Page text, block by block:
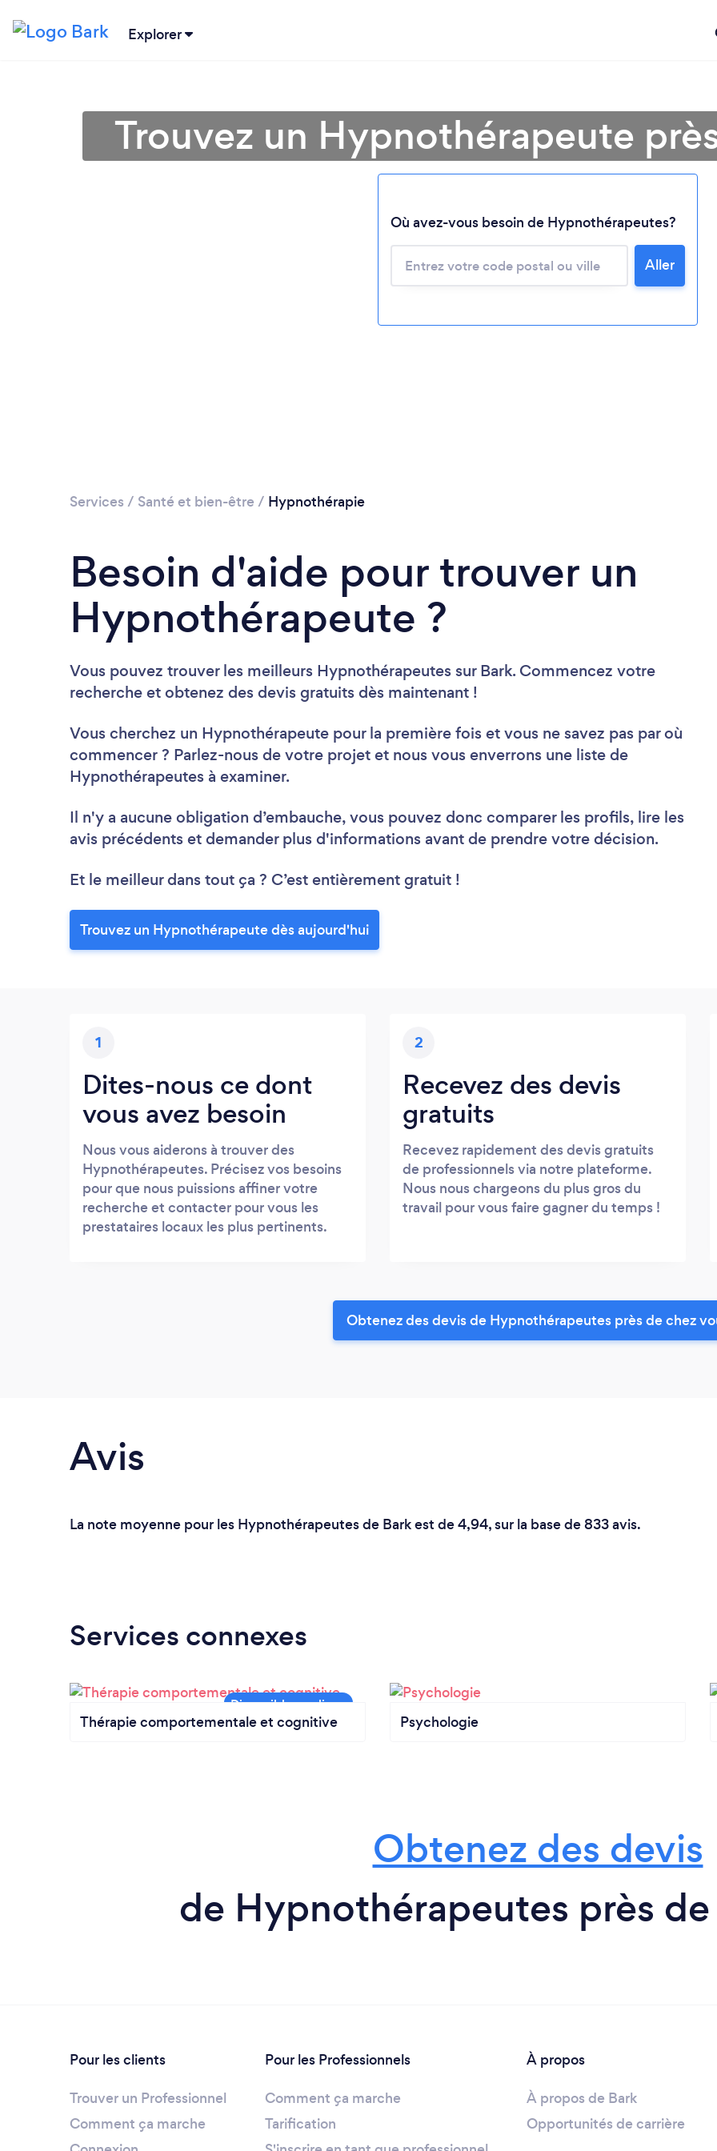
Explorer
Chargement...
Trouvez un Hypnothérapeute
Où avez-vous besoin de Hypnothérapeutes?
Aller
Services / Santé et bien-être / Hypnothérapie
Besoin d'aide pour trouver un
Hypnothérapeute ?
Vous pouvez trouver les meilleurs Hypnothérapeutes sur Bark. Commencez votre
recherche et obtenez des devis gratuits dès maintenant !
Vous cherchez un Hypnothérapeute pour la première fois et vous ne savez pas par où
commencer ? Parlez-nous de votre projet et nous vous enverrons une liste de
Hypnothérapeutes à examiner.
Il n'y a aucune obligation d’embauche, vous pouvez donc comparer les profils, lire les
avis précédents et demander plus d'informations avant de prendre votre décision.
Et le meilleur dans tout ça ? C’est entièrement gratuit !
Trouvez un Hypnothérapeute dès aujourd'hui
1
Dites-nous ce dont
vous avez besoin
Nous vous aiderons à trouver des
Hypnothérapeutes. Précisez vos besoins
pour que nous puissions affiner votre
recherche et contacter pour vous les
prestataires locaux les plus pertinents.
2
Recevez des devis
gratuits
Recevez rapidement des devis gratuits
de professionnels via notre plateforme.
Nous nous chargeons du plus gros du
travail pour vous faire gagner du temps !
Obtenez des devis de Hypnothérapeutes près de chez
Avis
La note moyenne pour les Hypnothérapeutes de Bark est de 4,94, sur la base de 833 avis.
Services connexes
Thérapie comportementale et cognitive Psychologie
Obtenez des devis
de Hypnothérapeutes près
Pour les clients
Trouver un Professionnel
Comment ça marche
Pour les Professionnels
Comment ça marche
Tarification
À propos
À propos de Bark
Opportunités de carrière